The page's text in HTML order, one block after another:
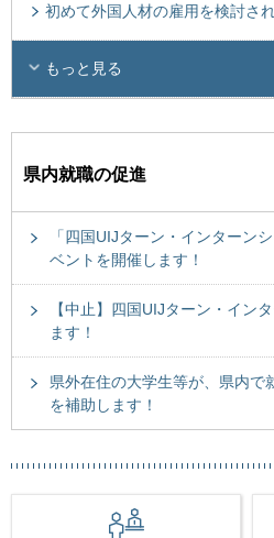
初めて外国人材の雇用を検討さ
もっと見る
県内就職の促進
「四国UIJターン・インターン
ベントを開催します！
【中止】四国UIJターン・イン
ます！
県外在住の大学生等が、県内で
を補助します！